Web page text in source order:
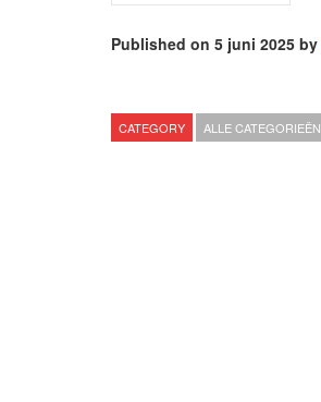
Published on 5 juni 2025 by
CATEGORY ALLE CATEGORIEËN